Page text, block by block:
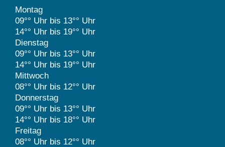
Montag
09°° Uhr bis 13°° Uhr
14°° Uhr bis 19°° Uhr
Dienstag
09°° Uhr bis 13°° Uhr
14°° Uhr bis 19°° Uhr
Mittwoch
08°° Uhr bis 12°° Uhr
Donnerstag
09°° Uhr bis 13°° Uhr
14°° Uhr bis 18°° Uhr
Freitag
08°° Uhr bis 12°° Uhr